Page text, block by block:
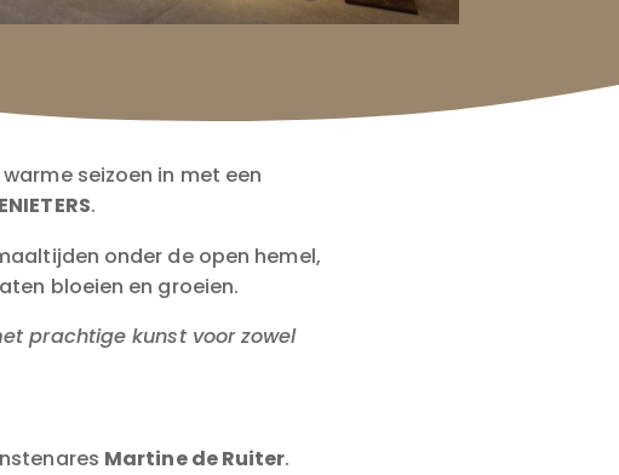
seizoen in met een
.
onder de open hemel,
bloeien en groeien.
prachtige kunst voor zowel
Martine de Ruiter.